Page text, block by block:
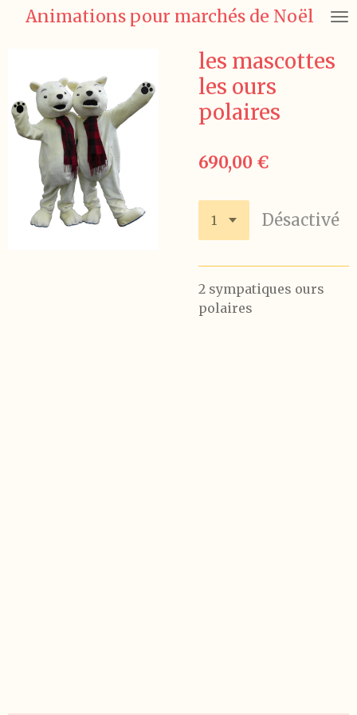
Passer
Animations pour marchés de Noël
les mascottes
les ours
polaires
690,00 €
Désactivé
2 sympatiques ours
polaires